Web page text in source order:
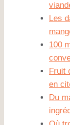
Les
100
Fruit
en
Du